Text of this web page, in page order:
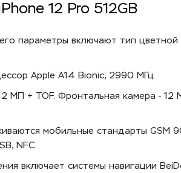
12 Pro 512GB
параметры включают тип цветной
Apple A14 Bionic, 2990 МГц.
МП + TOF. Фронтальная камера -
мобильные стандарты GSM
NFC.
включает системы навигации